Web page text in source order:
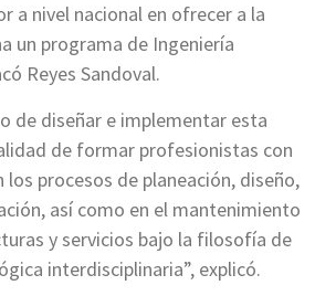
a nivel nacional en ofrecer a la
un programa de Ingeniería
Reyes Sandoval.
de diseñar e implementar esta
de formar profesionistas con
procesos de planeación, diseño,
así como en el mantenimiento
y servicios bajo la filosofía de
interdisciplinaria”, explicó.